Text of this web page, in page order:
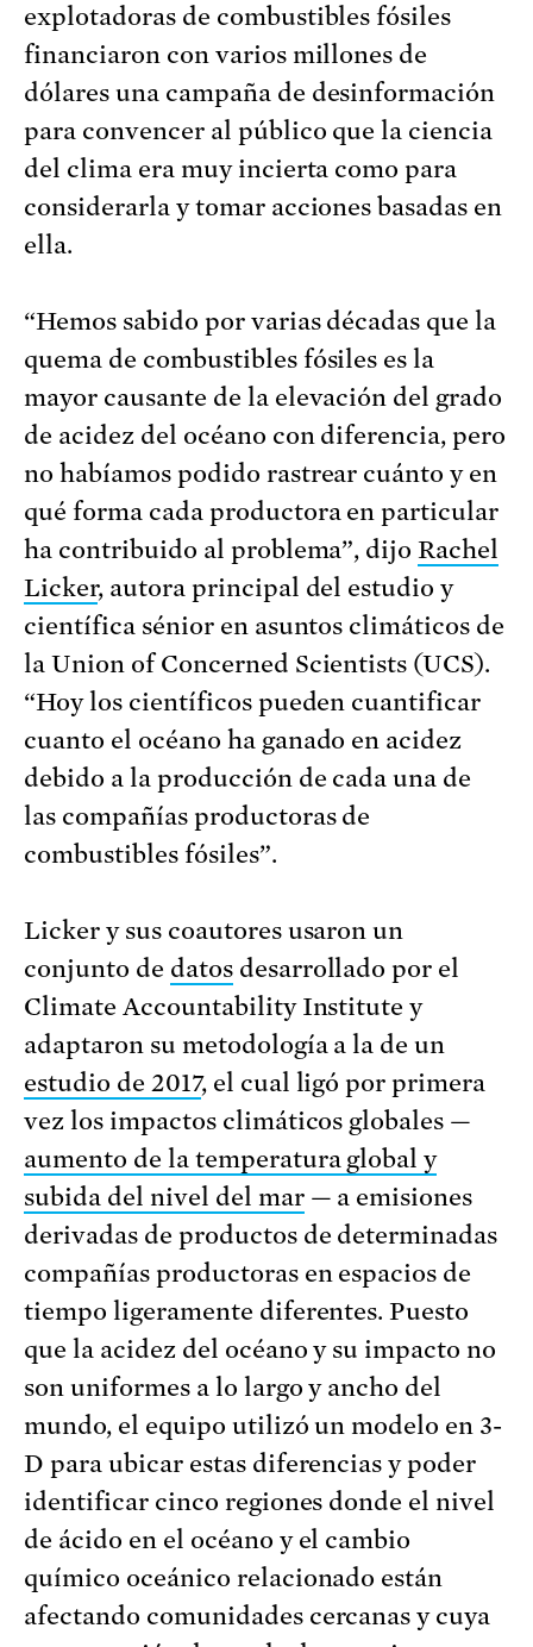
explotadoras de combustibles fósiles
financiaron con varios millones de
dólares una campaña de desinformación
para convencer al público que la ciencia
del clima era muy incierta como para
considerarla y tomar acciones basadas en
ella.
“Hemos sabido por varias décadas que la
quema de combustibles fósiles es la
mayor causante de la elevación del grado
de acidez del océano con diferencia, pero
no habíamos podido rastrear cuánto y en
qué forma cada productora en particular
ha contribuido al problema”, dijoRachel
Licker, autora principal del estudio y
científica sénior en asuntos climáticos de
la Union of Concerned Scientists (UCS).
“Hoy los científicos pueden cuantificar
cuanto el océano ha ganado en acidez
debido a la producción de cada una de
las compañías productoras de
combustibles fósiles”.
Licker y sus coautores usaron un
conjunto de datosdesarrollado por el
Climate Accountability Institute y
adaptaron su metodología a la de un
estudio de 2017, el cual ligó por primera
vez los impactos climáticos globales —
aumento de la temperatura global y
subida del nivel del mar— a emisiones
derivadas de productos de determinadas
compañías productoras en espacios de
tiempo ligeramente diferentes. Puesto
que la acidez del océano y su impacto no
son uniformes a lo largo y ancho del
mundo, el equipo utilizó un modelo en 3-
D para ubicar estas diferencias y poder
identificar cinco regiones donde el nivel
de ácido en el océano y el cambio
químico oceánico relacionado están
afectando comunidades cercanas y cuya